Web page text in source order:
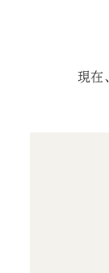
現在